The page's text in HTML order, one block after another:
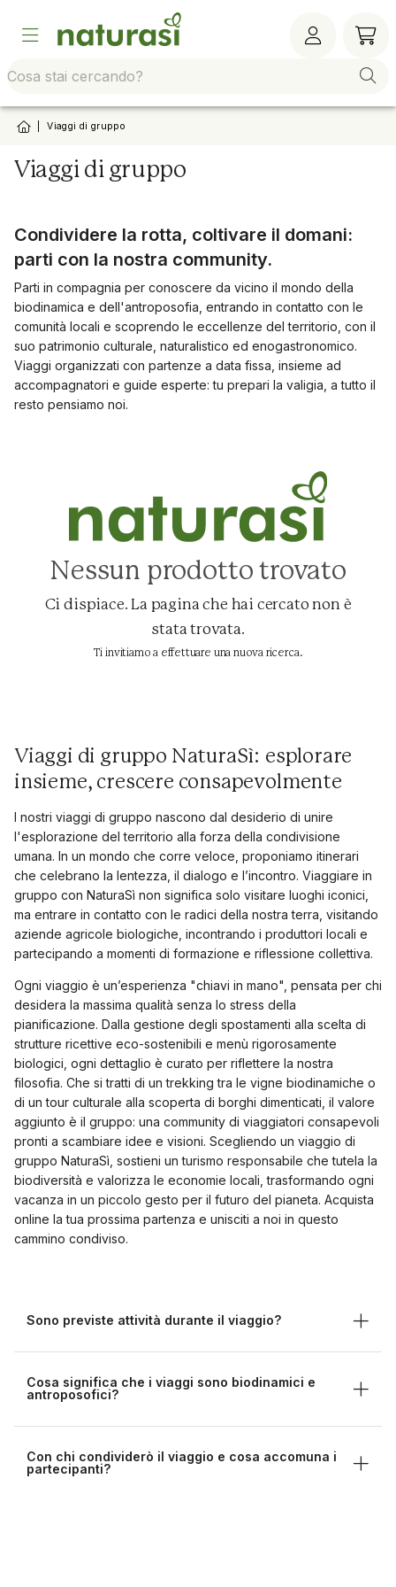
Viaggi di gruppo
Viaggi di gruppo
Condividere la rotta, coltivare il domani:
parti con la nostra community.
Parti in compagnia per conoscere da vicino il mondo della
biodinamica e dell'antroposofia, entrando in contatto con le
comunità locali e scoprendo le eccellenze del territorio, con il
suo patrimonio culturale, naturalistico ed enogastronomico.
Viaggi organizzati con partenze a data fissa, insieme ad
accompagnatori e guide esperte: tu prepari la valigia, a tutto il
resto pensiamo noi.
Nessun prodotto trovato
Ci dispiace. La pagina che hai cercato non è
stata trovata.
Ti invitiamo a effettuare una nuova ricerca.
Viaggi di gruppo NaturaSì: esplorare
insieme, crescere consapevolmente
I nostri viaggi di gruppo nascono dal desiderio di unire
l'esplorazione del territorio alla forza della condivisione
umana. In un mondo che corre veloce, proponiamo itinerari
che celebrano la lentezza, il dialogo e l’incontro. Viaggiare in
gruppo con NaturaSì non significa solo visitare luoghi iconici,
ma entrare in contatto con le radici della nostra terra, visitando
aziende agricole biologiche, incontrando i produttori locali e
partecipando a momenti di formazione e riflessione collettiva.
Ogni viaggio è un’esperienza "chiavi in mano", pensata per chi
desidera la massima qualità senza lo stress della
pianificazione. Dalla gestione degli spostamenti alla scelta di
strutture ricettive eco-sostenibili e menù rigorosamente
biologici, ogni dettaglio è curato per riflettere la nostra
filosofia. Che si tratti di un trekking tra le vigne biodinamiche o
di un tour culturale alla scoperta di borghi dimenticati, il valore
aggiunto è il gruppo: una community di viaggiatori consapevoli
pronti a scambiare idee e visioni. Scegliendo un viaggio di
gruppo NaturaSì, sostieni un turismo responsabile che tutela la
biodiversità e valorizza le economie locali, trasformando ogni
vacanza in un piccolo gesto per il futuro del pianeta. Acquista
online la tua prossima partenza e unisciti a noi in questo
cammino condiviso.
Sono previste attività durante il viaggio?
Cosa significa che i viaggi sono biodinamici e
antroposofici?
Con chi condividerò il viaggio e cosa accomuna i
partecipanti?